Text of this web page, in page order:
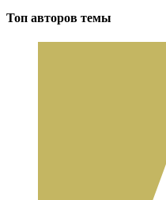
Топ авторов темы